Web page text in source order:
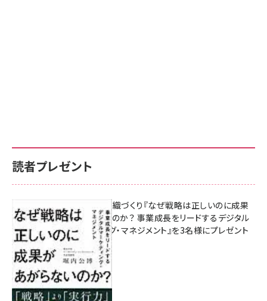
読者プレゼント
成果を生む組織づくり『なぜ戦略は正しいのに成果
があがらないのか？ 事業成長をリードするデジタル
マーケティング・マネジメント』を3名様にプレゼント
8月7日 10:00